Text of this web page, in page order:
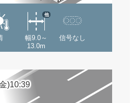
幅9.0～
13.0m
他
信号なし
)10:39